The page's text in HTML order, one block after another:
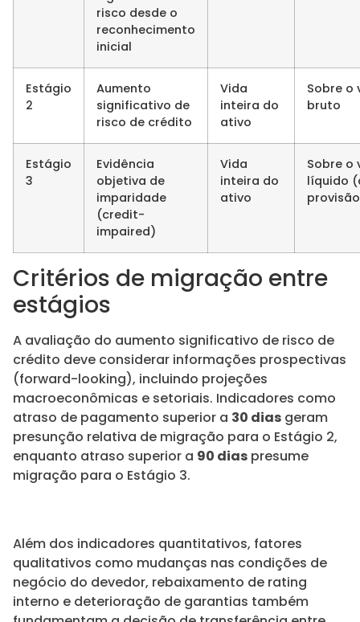
risco desde o
reconhecimento
inicial
Estágio
2
Aumento
significativo de
risco de crédito
Vida
inteira do
ativo
Sobre o
bruto
Estágio
3
Evidência
objetiva de
imparidade
(credit-
impaired)
Vida
inteira do
ativo
Sobre o
líquido
Critérios de migração entre
estágios
A avaliação do aumento significativo de risco de
crédito deve considerar informações prospectivas
(forward-looking), incluindo projeções
macroeconômicas e setoriais. Indicadores como
atraso de pagamento superior a 30 dias geram
presunção relativa de migração para o Estágio 2,
enquanto atraso superior a 90 dias presume
migração para o Estágio 3.
Além dos indicadores quantitativos, fatores
qualitativos como mudanças nas condições de
negócio do devedor, rebaixamento de rating
interno e deterioração de garantias também